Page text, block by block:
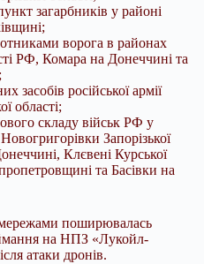
загарбникiв у районі
ворога в районах
РФ, Комара на Донеччинi та
засобiв російської армiї
областi;
складу вiйськ РФ у
Запорізької
Клєвенi Курської
та Басівки на
поширювалась
на НПЗ «Лукойл-
атаки дронів.